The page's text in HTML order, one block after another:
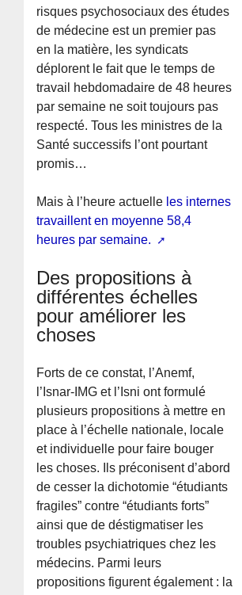
risques psychosociaux des études
de médecine est un premier pas
en la matière, les syndicats
déplorent le fait que le temps de
travail hebdomadaire de 48 heures
par semaine ne soit toujours pas
respecté. Tous les ministres de la
Santé successifs l’ont pourtant
promis…
Mais à l’heure actuelle les internes
travaillent en moyenne 58,4
heures par semaine.
Des propositions à
différentes échelles
pour améliorer les
choses
Forts de ce constat, l’Anemf,
l’Isnar-IMG et l’Isni ont formulé
plusieurs propositions à mettre en
place à l’échelle nationale, locale
et individuelle pour faire bouger
les choses. Ils préconisent d’abord
de cesser la dichotomie “étudiants
fragiles” contre “étudiants forts”
ainsi que de déstigmatiser les
troubles psychiatriques chez les
médecins. Parmi leurs
propositions figurent également : la